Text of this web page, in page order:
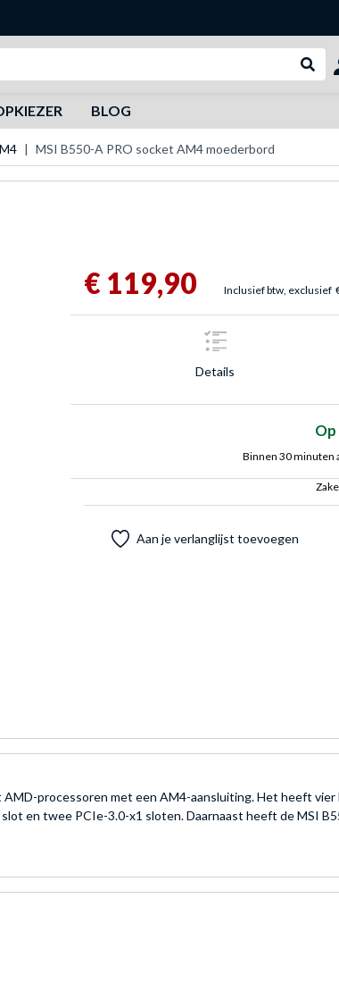
BLOG
MSI B550-A PRO socket AM4 moederbord
€ 119,90 Inclusief btw, exclusief
Details
Binnen 30 minuten
Aan je verlanglijst toevoegen
processoren met een AM4-aansluiting. Het heeft vier
en twee PCIe-3.0-x1 sloten. Daarnaast heeft de MSI